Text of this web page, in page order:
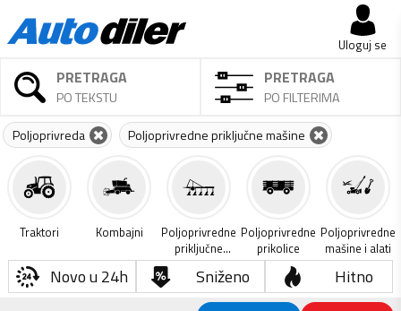
Uloguj se
PRETRAGA
PO TEKSTU
PRETRAGA
PO FILTERIMA
Poljoprivreda Poljoprivredne priključne mašine
Traktori Kombajni
Poljoprivredne
priključne
mašine
Poljoprivredne
prikolice
Poljoprivredne
mašine i alati
Novo u 24h Sniženo Hitno